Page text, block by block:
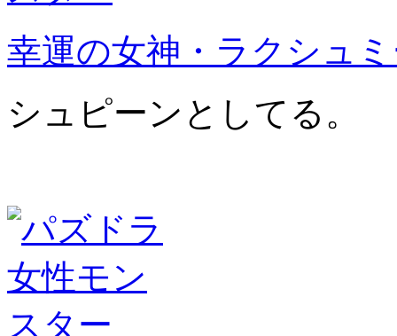
幸運の女神・ラクシュ
シュピーンとしてる。